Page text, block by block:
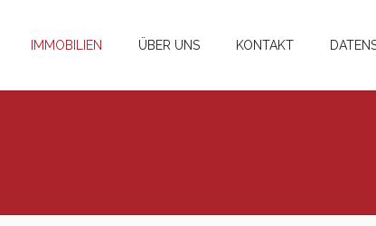
IMMOBILIEN ÜBER UNS KONTAKT